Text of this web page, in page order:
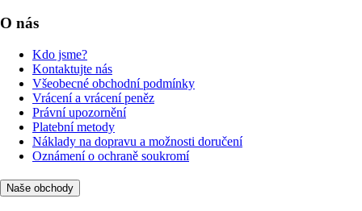
O nás
Kdo jsme?
Kontaktujte nás
Všeobecné obchodní podmínky
Vrácení a vrácení peněz
Právní upozornění
Platební metody
Náklady na dopravu a možnosti doručení
Oznámení o ochraně soukromí
Naše obchody